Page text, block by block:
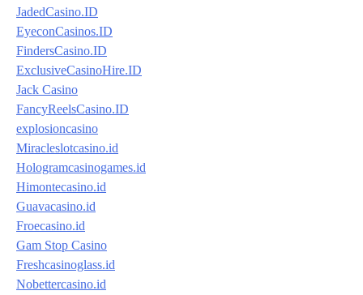
JadedCasino.ID
EyeconCasinos.ID
FindersCasino.ID
ExclusiveCasinoHire.ID
Jack Casino
FancyReelsCasino.ID
explosioncasino
Miracleslotcasino.id
Hologramcasinogames.id
Himontecasino.id
Guavacasino.id
Froecasino.id
Gam Stop Casino
Freshcasinoglass.id
Nobettercasino.id